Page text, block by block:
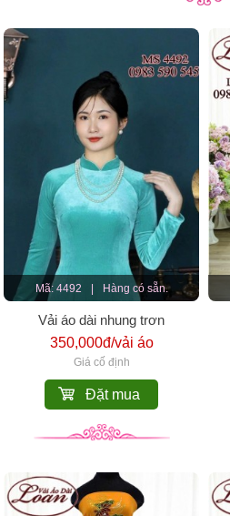
Mã: 4492 | Hàng có sẵn.
Vải áo dài nhung trơn
350,000đ/vải áo
Giá cố định
Đặt mua